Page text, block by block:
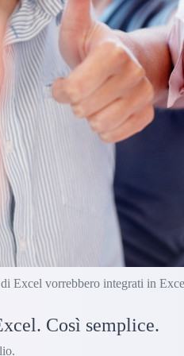
Excel vorrebbero integrati in
Così semplice.